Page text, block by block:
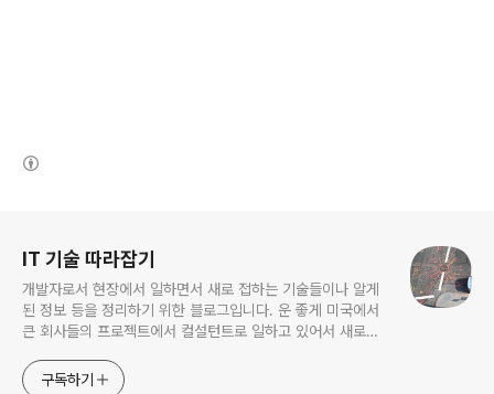
IT 기술 따라잡기
개발자로서 현장에서 일하면서 새로 접하는 기술들이나 알게
된 정보 등을 정리하기 위한 블로그입니다. 운 좋게 미국에서
큰 회사들의 프로젝트에서 컬설턴트로 일하고 있어서 새로운
사용되는 툴들에 대해 많은 분들과 정보를 공유하고 싶습니다.
구독하기